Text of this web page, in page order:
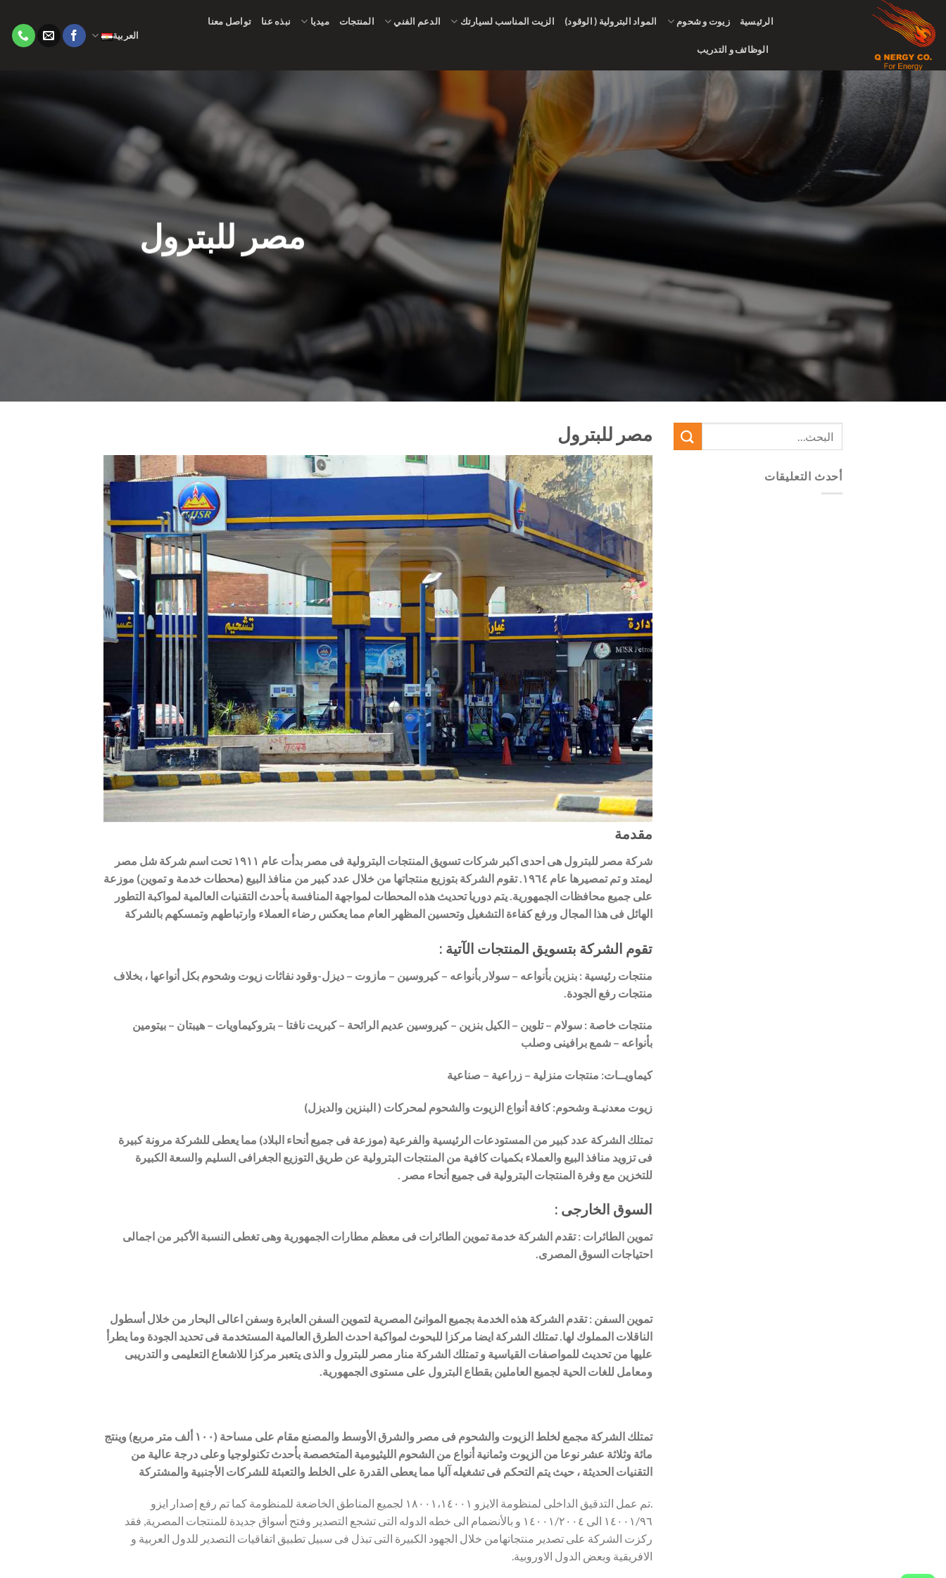
content
الرئيسية زيوت و شحوم المواد البترولية ( الوقود) الزيت المناسب لسيارتك الدعم الفني المنتجات ميديا نبذه عنا تواصل معنا
الوظائف و التدريب
العربية
مصر للبترول
أحدث التعليقات
مصر للبترول
مقدمة
شركة مصر للبترول هى احدى اكبر شركات تسويق المنتجات البترولية فى مصر بدأت عام ١٩١١ تحت اسم شركة شل مصر
ليمتد و تم تمصيرها عام ١٩٦٤. تقوم الشركة بتوزيع منتجاتها من خلال عدد كبير من منافذ البيع (محطات خدمة و تموين) موزعة
على جميع محافظات الجمهورية. يتم دوريا تحديث هذه المحطات لمواجهة المنافسة بأحدث التقنيات العالمية لمواكبة التطور
الهائل فى هذا المجال ورفع كفاءة التشغيل وتحسين المظهر العام مما يعكس رضاء العملاء وارتباطهم وتمسكهم بالشركة
تقوم الشركة بتسويق المنتجات الآتية :
منتجات رئيسية : بنزين بأنواعه – سولار بأنواعه – كيروسين – مازوت – ديزل-وقود نفاثات زيوت وشحوم بكل أنواعها ، بخلاف
منتجات رفع الجودة.
منتجات خاصة : سولام – تلوين – الكيل بنزين – كيروسين عديم الرائحة – كبريت نافتا – بتروكيماويات – هيبتان – بيتومين
بأنواعه – شمع برافينى وصلب
كيماويــات: منتجات منزلية – زراعية – صناعية
زيوت معدنيـة وشحوم: كافة أنواع الزيوت والشحوم لمحركات ( البنزين والديزل)
تمتلك الشركة عدد كبير من المستودعات الرئيسية والفرعية (موزعة فى جميع أنحاء البلاد) مما يعطى للشركة مرونة كبيرة
فى تزويد منافذ البيع والعملاء بكميات كافية من المنتجات البترولية عن طريق التوزيع الجغرافى السليم والسعة الكبيرة
للتخزين مع وفرة المنتجات البترولية فى جميع أنحاء مصر .
السوق الخارجى :
تموين الطائرات : تقدم الشركة خدمة تموين الطائرات فى معظم مطارات الجمهورية وهى تغطى النسبة الأكبر من اجمالى
احتياجات السوق المصرى.
تموين السفن : تقدم الشركة هذه الخدمة بجميع الموانئ المصرية لتموين السفن العابرة وسفن اعالى البحار من خلال أسطول
الناقلات المملوك لها. تمتلك الشركة ايضا مركزا للبحوث لمواكبة احدث الطرق العالمية المستخدمة فى تحديد الجودة وما يطرأ
عليها من تحديث للمواصفات القياسية و تمتلك الشركة منار مصر للبترول و الذى يتعبر مركزا للاشعاع التعليمى و التدريبى
ومعامل للغات الحية لجميع العاملين بقطاع البترول على مستوى الجمهورية.
تمتلك الشركة مجمع لخلط الزيوت والشحوم فى مصر والشرق الأوسط والمصنع مقام على مساحة (١٠٠ ألف متر مربع) وينتج
مائة وثلاثة عشر نوعا من الزيوت وثمانية أنواع من الشحوم الليثيومية المتخصصة بأحدث تكنولوجيا وعلى درجة عالية من
التقنيات الحديثة ، حيث يتم التحكم فى تشغيله آليا مما يعطى القدرة على الخلط والتعبئة للشركات الأجنبية والمشتركة
.
تم عمل التدقيق الداخلى لمنظومة الايزو ١٨٠٠١،١٤٠٠١ لجميع المناطق الخاضعة للمنظومة كما تم رفع إصدار ايزو
١٤٠٠١/٩٦ الى ١٤٠٠١/٢٠٠٤ و بالأنضمام الى خطه الدوله التى تشجع التصدير وفتح أسواق جديدة للمنتجات المصرية, فقد
ركزت الشركة على تصدير منتجاتهامن خلال الجهود الكبيرة التى تبذل فى سبيل تطبيق اتفاقيات التصدير للدول العربية و
الافريقية وبعض الدول الاوروبية.